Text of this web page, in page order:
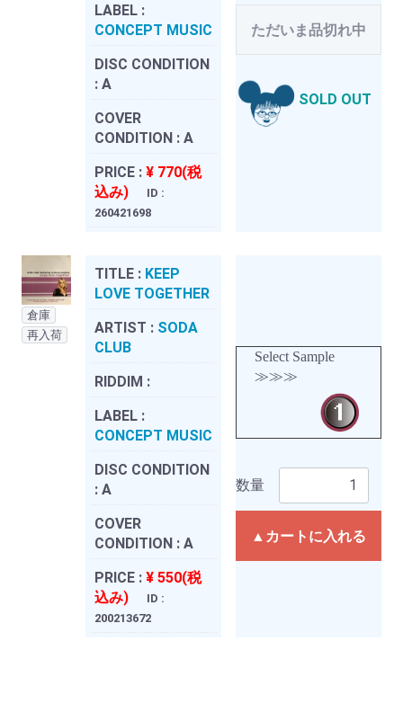
LABEL :
CONCEPT MUSIC
DISC CONDITION
: A
COVER
CONDITION : A
PRICE : ¥ 770(税
込み)
ID :
260421698
ただいま品切れ中
SOLD OUT
倉庫
再入荷
TITLE : KEEP
LOVE TOGETHER
ARTIST : SODA
CLUB
RIDDIM :
LABEL :
CONCEPT MUSIC
DISC CONDITION
: A
COVER
CONDITION : A
PRICE : ¥ 550(税
込み)
ID :
200213672
Select Sample
≫≫≫
数量
▲カートに入れる